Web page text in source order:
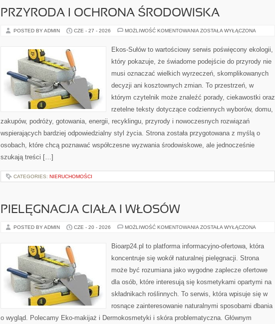
PRZYRODA I OCHRONA ŚRODOWISKA
POSTED BY ADMIN CZE - 27 - 2026 MOŻLIWOŚĆ KOMENTOWANIA PRZYRODA
ŚRODOWISKA
ZOSTAŁA WYŁĄCZONA
Ekos-Sułów to wartościowy serwis poświęcony ekologii,
który pokazuje, że świadome podejście do przyrody nie
musi oznaczać wielkich wyrzeczeń, skomplikowanych
decyzji ani kosztownych zmian. To przestrzeń, w
którym czytelnik może znaleźć porady, ciekawostki oraz
rzetelne teksty dotyczące codziennych wyborów, domu,
zakupów, podróży, gotowania, energii, recyklingu, przyrody i nowoczesnych rozwiązań
wspierających bardziej odpowiedzialny styl życia. Strona została przygotowana z myślą o
osobach, które chcą poznawać współczesne wyzwania środowiskowe, ale jednocześnie
szukają treści […]
CATEGORIES: NIERUCHOMOŚCI
PIELĘGNACJA CIAŁA I WŁOSÓW
POSTED BY ADMIN CZE - 20 - 2026 MOŻLIWOŚĆ KOMENTOWANIA PIELĘGNACJA
WŁOSÓW
ZOSTAŁA WYŁĄCZONA
Bioarp24.pl to platforma informacyjno-ofertowa, która
koncentruje się wokół naturalnej pielęgnacji. Strona
może być rozumiana jako wygodne zaplecze ofertowe
dla osób, które interesują się kosmetykami opartymi na
składnikach roślinnych. To serwis, która wpisuje się w
rosnące zainteresowanie naturalnymi sposobami dbania
o wygląd. Polecamy Eko-makijaż i Dermokosmetyki i skóra problematyczna. Głównym